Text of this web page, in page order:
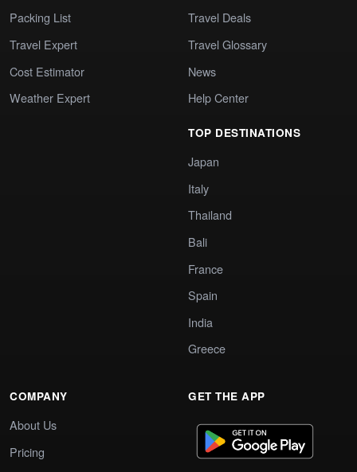
Packing List
Travel Expert
Cost Estimator
Weather Expert
Travel Deals
Travel Glossary
News
Help Center
TOP DESTINATIONS
Japan
Italy
Thailand
Bali
France
Spain
India
Greece
COMPANY
About Us
Pricing
GET THE APP